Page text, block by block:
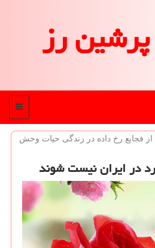
پرشین رز
منو
فجایع رخ داده در زندگی حیات وحش
در ایران نیست شوند